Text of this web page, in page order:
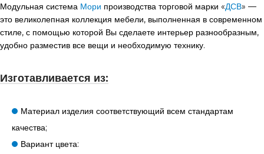
Модульная система Мори производства торговой марки «ДСВ» —
это великолепная коллекция мебели, выполненная в современном
стиле, с помощью которой Вы сделаете интерьер разнообразным,
удобно разместив все вещи и необходимую технику.
Изготавливается из:
Материал изделия соответствующий всем стандартам
качества;
Вариант цвета: